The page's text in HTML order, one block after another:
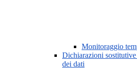
Monitoraggio
Dichiarazioni
dei dati